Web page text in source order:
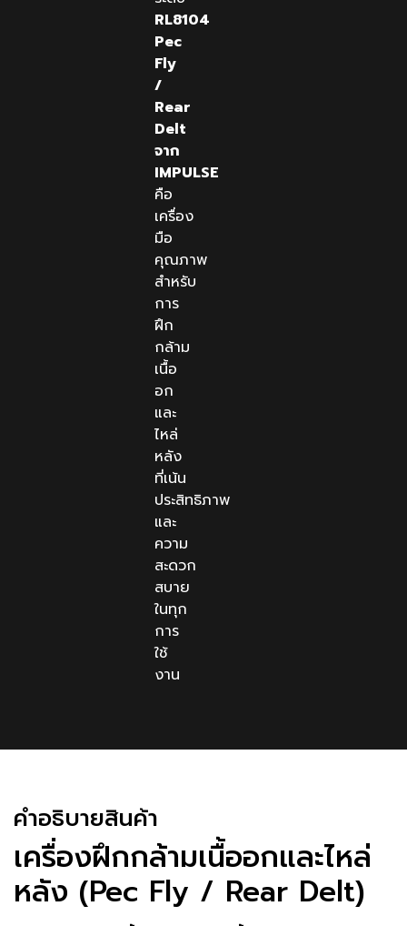
RL8104
Pec
Fly
/
Rear
Delt
จาก
IMPULSE
คือ
เครื่อง
มือ
คุณภาพ
สำหรับ
การ
ฝึก
กล้าม
เนื้อ
อก
และ
ไหล่
หลัง
ที่เน้น
ประสิทธิภาพ
และ
ความ
สะดวก
สบาย
ในทุก
การ
ใช้
งาน
คําอธิบายสินค้า
เครื่องฝึกกล้ามเนื้ออกและไหล่
หลัง (Pec Fly / Rear Delt)